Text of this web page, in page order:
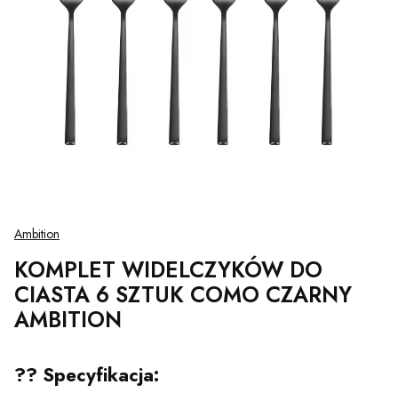
Ambition
KOMPLET WIDELCZYKÓW DO
CIASTA 6 SZTUK COMO CZARNY
AMBITION
?? Specyfikacja: